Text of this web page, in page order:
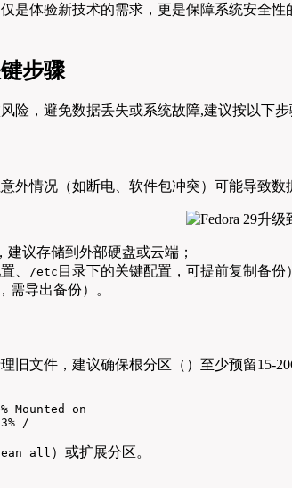
是体验新技术的需求，更是保障系统安全
步骤
险，避免数据丢失或系统故障,建议按以下步
外情况（如断电、软件包冲突）可能导致数
议存储到外部硬盘或云端；
、 /etc 目录下的关键配置，可提前复制备份
需导出备份）。
旧文件，建议确保根分区（）至少预留15-
Mounted on
/
all）或扩展分区。